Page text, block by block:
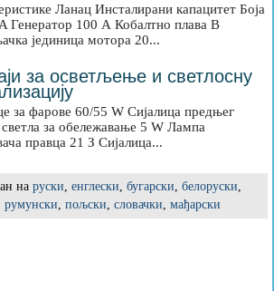
Ланац Инсталирани капацитет Боја
Генератор 100 А Кобалтно плава B
јединица мотора 20...
за осветљење и светлосну
за фарове 60/55 W Сијалица предњег
за обележавање 5 W Лампа
правца 21 З Сијалица...
на руски, енглески, бугарски, белоруски,
румунски, пољски, словачки, мађарски